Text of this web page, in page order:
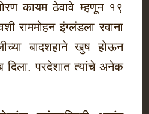
कायम ठेवावे म्हणून १९
राममोहन इंग्लंडला रवाना
बादशहाने खुष होऊन
दिला. परदेशात त्यांचे अनेक